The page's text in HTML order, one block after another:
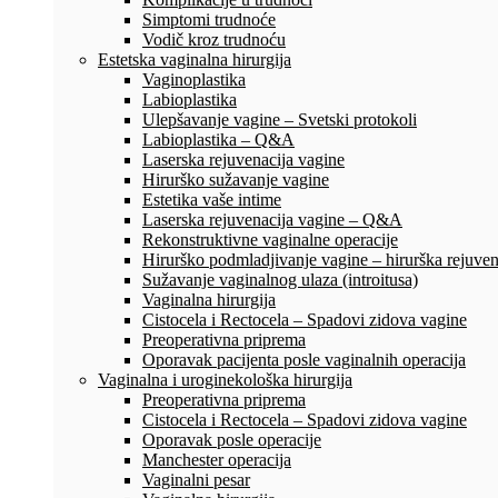
Simptomi trudnoće
Vodič kroz trudnoću
Estetska vaginalna hirurgija
Vaginoplastika
Labioplastika
Ulepšavanje vagine – Svetski protokoli
Labioplastika – Q&A
Laserska rejuvenacija vagine
Hirurško sužavanje vagine
Estetika vaše intime
Laserska rejuvenacija vagine – Q&A
Rekonstruktivne vaginalne operacije
Hirurško podmladjivanje vagine – hirurška
Sužavanje vaginalnog ulaza (introitusa)
Vaginalna hirurgija
Cistocela i Rectocela – Spadovi zidova vagine
Preoperativna priprema
Oporavak pacijenta posle vaginalnih operacija
Vaginalna i uroginekološka hirurgija
Preoperativna priprema
Cistocela i Rectocela – Spadovi zidova vagine
Oporavak posle operacije
Manchester operacija
Vaginalni pesar